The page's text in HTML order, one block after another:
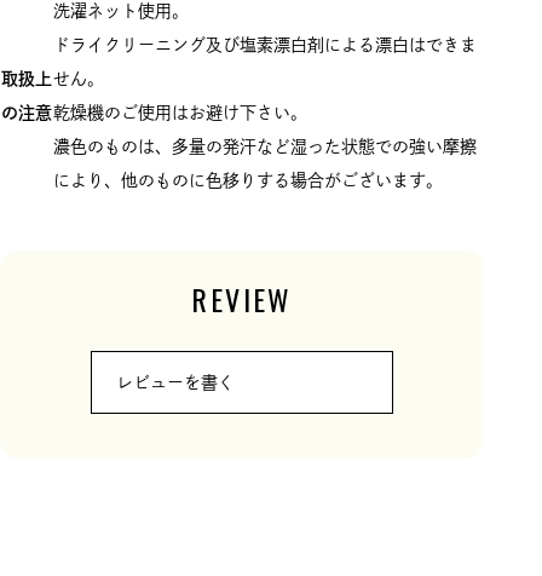
取扱上
の注意
洗濯ネット使用。
ドライクリーニング及び塩素漂白剤による漂白はできま
せん。
乾燥機のご使用はお避け下さい。
濃色のものは、多量の発汗など湿った状態での強い摩擦
により、他のものに色移りする場合がございます。
REVIEW
レビューを書く